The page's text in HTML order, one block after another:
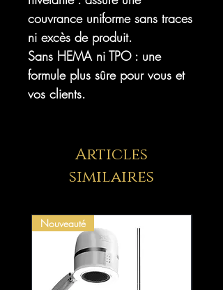
couvrance uniforme sans traces
ni excès de produit.
Sans HEMA ni TPO : une
formule plus sûre pour vous et
vos clients.
Articles
similaires
Nouveauté